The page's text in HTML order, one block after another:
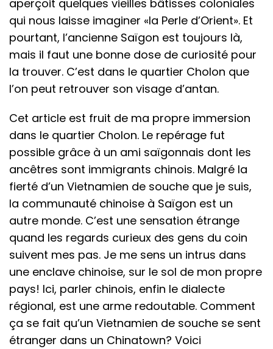
aperçoit quelques vieilles bâtisses coloniales
qui nous laisse imaginer «la Perle d’Orient». Et
pourtant, l’ancienne Saïgon est toujours là,
mais il faut une bonne dose de curiosité pour
la trouver. C’est dans le quartier Cholon que
l’on peut retrouver son visage d’antan.
Cet article est fruit de ma propre immersion
dans le quartier Cholon. Le repérage fut
possible grâce à un ami saïgonnais dont les
ancêtres sont immigrants chinois. Malgré la
fierté d’un Vietnamien de souche que je suis,
la communauté chinoise à Saïgon est un
autre monde. C’est une sensation étrange
quand les regards curieux des gens du coin
suivent mes pas. Je me sens un intrus dans
une enclave chinoise, sur le sol de mon propre
pays! Ici, parler chinois, enfin le dialecte
régional, est une arme redoutable. Comment
ça se fait qu’un Vietnamien de souche se sent
étranger dans un Chinatown? Voici